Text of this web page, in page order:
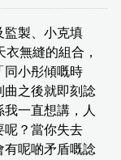
監製、小克填
無縫的組合，
同小彤傾嘅時
曲之後就即刻諗
一直想講，人
呢？當你失去
有呢啲矛盾嘅諗